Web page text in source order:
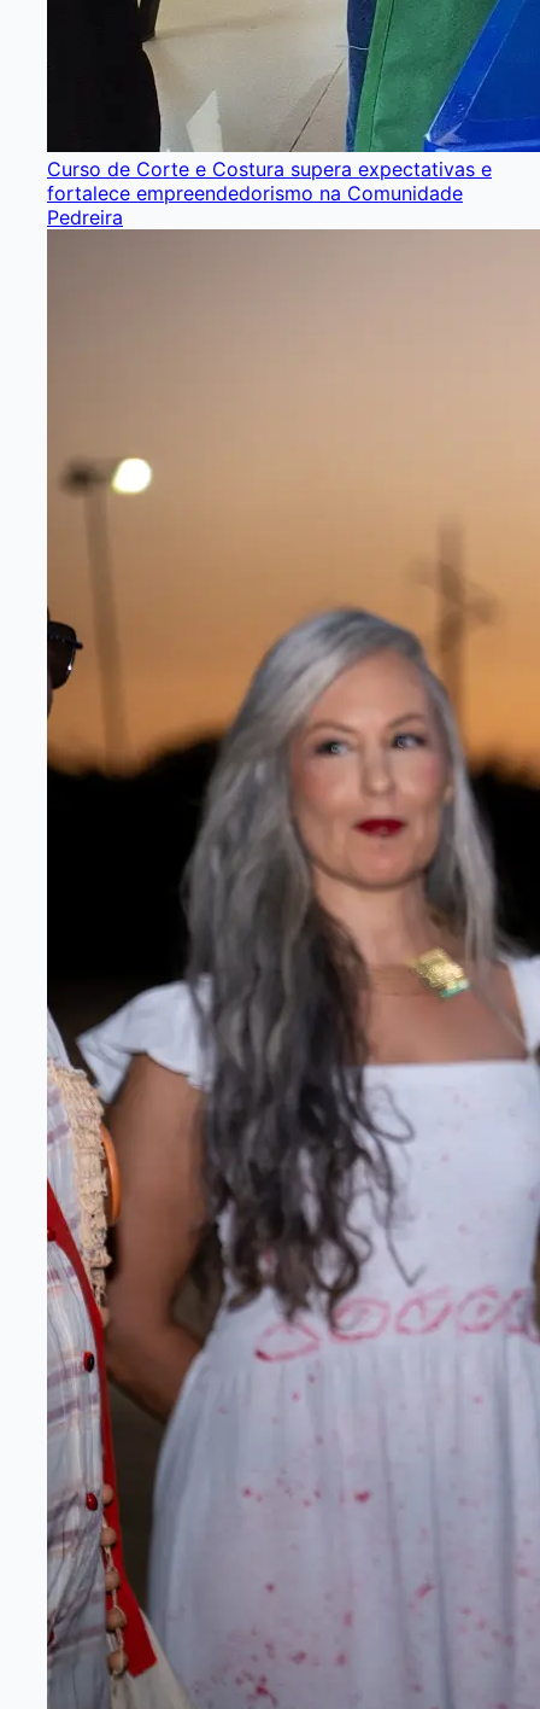
Curso de Corte e Costura supera expectativas e
fortalece empreendedorismo na Comunidade
Pedreira